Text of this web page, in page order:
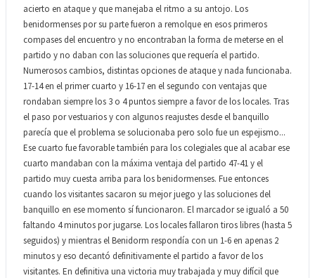
acierto en ataque y que manejaba el ritmo a su antojo. Los
benidormenses por su parte fueron a remolque en esos primeros
compases del encuentro y no encontraban la forma de meterse en el
partido y no daban con las soluciones que requería el partido.
Numerosos cambios, distintas opciones de ataque y nada funcionaba.
17-14 en el primer cuarto y 16-17 en el segundo con ventajas que
rondaban siempre los 3 o 4 puntos siempre a favor de los locales. Tras
el paso por vestuarios y con algunos reajustes desde el banquillo
parecía que el problema se solucionaba pero solo fue un espejismo...
Ese cuarto fue favorable también para los colegiales que al acabar ese
cuarto mandaban con la máxima ventaja del partido 47-41 y el
partido muy cuesta arriba para los benidormenses. Fue entonces
cuando los visitantes sacaron su mejor juego y las soluciones del
banquillo en ese momento sí funcionaron. El marcador se igualó a 50
faltando 4 minutos por jugarse. Los locales fallaron tiros libres (hasta 5
seguidos) y mientras el Benidorm respondía con un 1-6 en apenas 2
minutos y eso decantó definitivamente el partido a favor de los
visitantes. En definitiva una victoria muy trabajada y muy difícil que